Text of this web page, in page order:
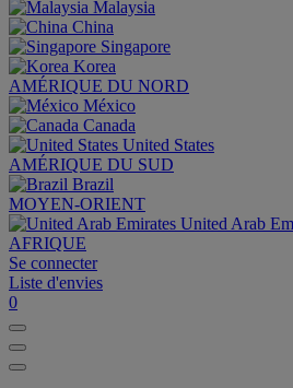
Malaysia
China
Singapore
Korea
AMÉRIQUE DU NORD
México
Canada
United States
AMÉRIQUE DU SUD
Brazil
MOYEN-ORIENT
United Arab
AFRIQUE
Se connecter
Liste d'envies
0